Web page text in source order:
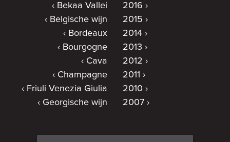
Bekaa Vallei
Belgische wijn
Bordeaux
Bourgogne
Cava
Champagne
Friuli Venezia Giulia
Georgische wijn
2016
2015
2014
2013
2012
2011
2010
2007